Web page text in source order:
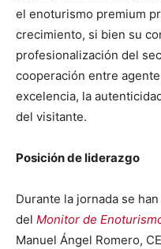
el enoturismo premium
crecimiento, si bien su
profesionalización del
cooperación entre
excelencia, la
del visitante.
Posición de liderazgo
Durante la jornada se
del Monitor de
Manuel Ángel Romero,